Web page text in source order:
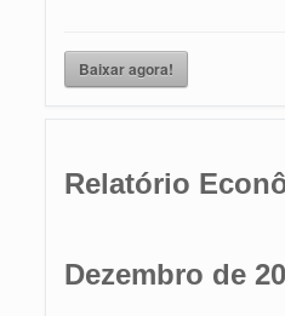
Baixar agora!
Relatório
Dezembro de